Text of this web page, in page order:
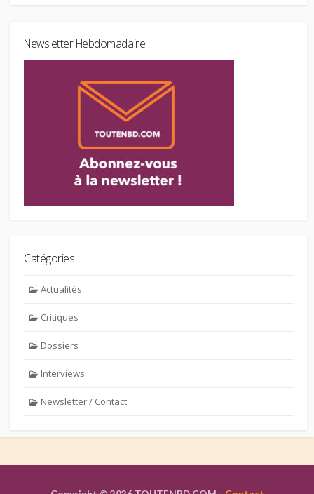
Newsletter Hebdomadaire
Catégories
Actualités
Critiques
Dossiers
Interviews
Newsletter / Contact